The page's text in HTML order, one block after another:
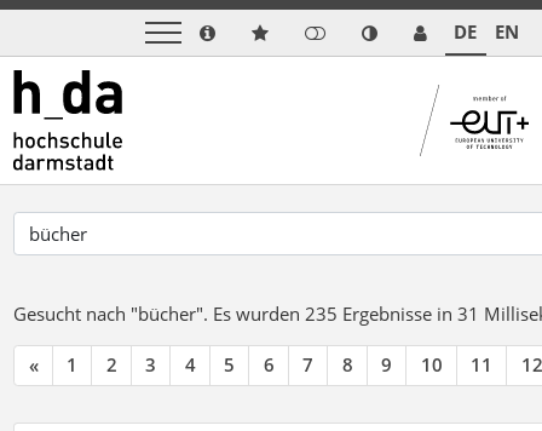
DE EN
Gesucht nach "bücher". Es wurden 235 Ergebnisse in 31
« 1 2 3 4 5 6 7 8 9 10 11 12